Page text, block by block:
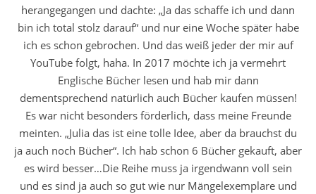
herangegangen und dachte: „Ja das schaffe ich und dann
bin ich total stolz darauf“ und nur eine Woche später habe
ich es schon gebrochen. Und das weiß jeder der mir auf
YouTube folgt, haha. In 2017 möchte ich ja vermehrt
Englische Bücher lesen und hab mir dann
dementsprechend natürlich auch Bücher kaufen müssen!
Es war nicht besonders förderlich, dass meine Freunde
meinten. „Julia das ist eine tolle Idee, aber da brauchst du
ja auch noch Bücher“. Ich hab schon 6 Bücher gekauft, aber
es wird besser…Die Reihe muss ja irgendwann voll sein
und es sind ja auch so gut wie nur Mängelexemplare und